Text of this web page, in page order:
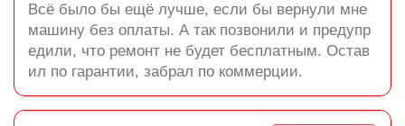
Всё было бы ещё лучше, если бы вернули мне
машину без оплаты. А так позвонили и предупр
едили, что ремонт не будет бесплатным. Остав
ил по гарантии, забрал по коммерции.